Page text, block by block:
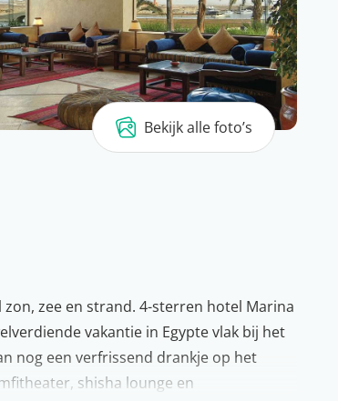
Bekijk alle foto’s
zee en strand. 4-sterren hotel Marina
vakantie in Egypte vlak bij het
nog een verfrissend drankje op het
shisha lounge en